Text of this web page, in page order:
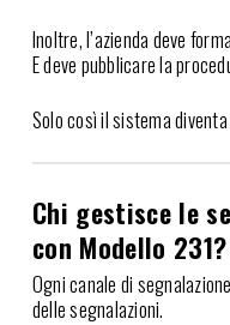
Inoltre, l’azienda deve
E deve pubblicare la
Solo così il sistema
Chi gestisce le
con Modello 231?
Ogni canale di
delle segnalazioni.